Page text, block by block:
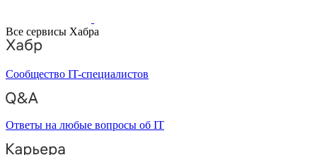
Все сервисы Хабра
Сообщество IT-специалистов
Ответы на любые вопросы об IT